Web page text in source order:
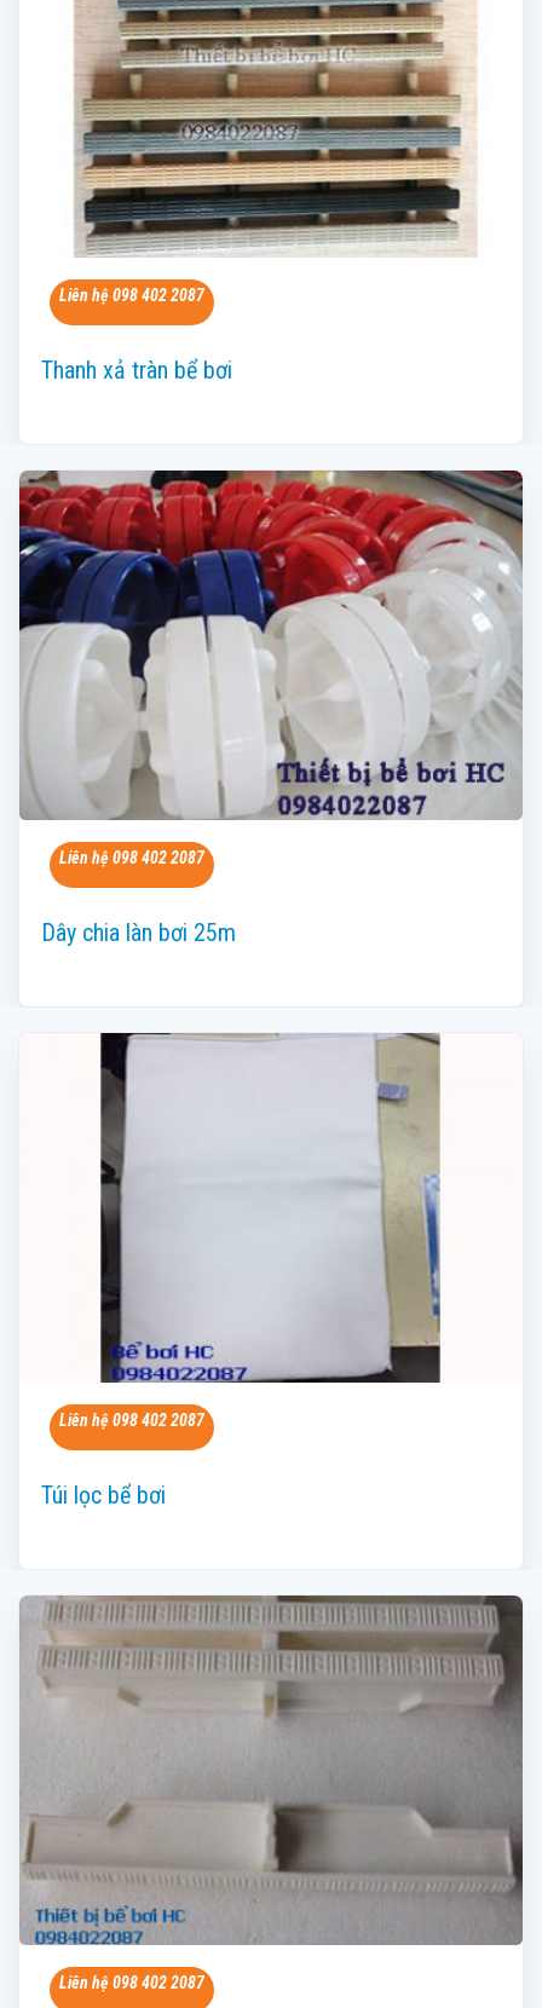
Liên hệ 098 402 2087
Thanh xả tràn bể bơi
Liên hệ 098 402 2087
Dây chia làn bơi 25m
Liên hệ 098 402 2087
Túi lọc bể bơi
Liên hệ 098 402 2087